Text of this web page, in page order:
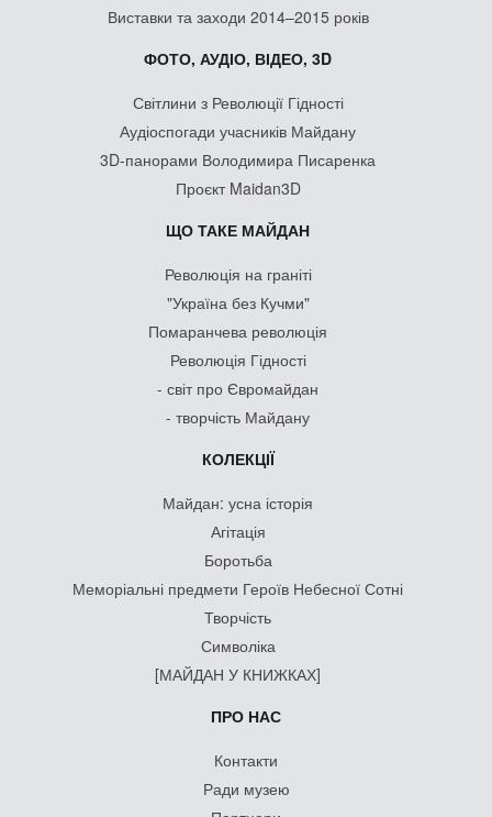
Виставки та заходи 2014–2015 років
ФОТО, АУДІО, ВІДЕО, 3D
Світлини з Революції Гідності
Аудіоспогади учасників Майдану
3D-панорами Володимира Писаренка
Проєкт Maidan3D
ЩО ТАКЕ МАЙДАН
Революція на граніті
"Україна без Кучми"
Помаранчева революція
Революція Гідності
- світ про Євромайдан
- творчість Майдану
КОЛЕКЦІЇ
Майдан: усна історія
Агітація
Боротьба
Меморіальні предмети Героїв Небесної Сотні
Творчість
Символіка
[МАЙДАН У КНИЖКАХ]
ПРО НАС
Контакти
Ради музею